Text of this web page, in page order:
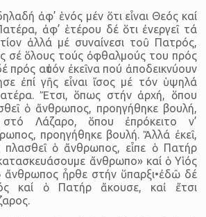
ἀφ’ ἑνός μέν ὅτι εἶναι Θεός καί
ἀφ’ ἑτέρου δέ ὅτι ἐνεργεῖ τά
ἀλλά μέ συναίνεσι τοῦ Πατρός,
σέ ὅλους τούς ὀφθαλμούς του πρός
πρός αὐτόν ἐκεῖνα πού ἀποδεικνύουν
ἐπί γῆς εἶναι ἴσος μέ τόν ὑψηλά
Ἔτσι, ὅπως στήν ἀρχή, ὅπου
ὁ ἄνθρωπος, προηγήθηκε βουλή,
Λάζαρο, ὅπου ἐπρόκειτο ν’
προηγήθηκε βουλή. Ἄλλά ἐκεῖ,
πλασθεῖ ὁ ἄνθρωπος, εἶπε ὁ Πατήρ
ἄνθρωπο» καί ὁ Υἱός
ἄνθρωπος ἦρθε στήν ὕπαρξι•ἐδῶ δέ
καί ὁ Πατήρ ἄκουσε, καἰ ἔτσι